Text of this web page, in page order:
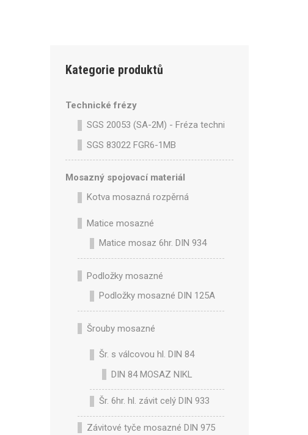
Kategorie produktů
Technické frézy
SGS 20053 (SA-2M) - Fréza technická SA-2M válcová
SGS 83022 FGR6-1MB
Mosazný spojovací materiál
Kotva mosazná rozpěrná
Matice mosazné
Matice mosaz 6hr. DIN 934
Podložky mosazné
Podložky mosazné DIN 125A
Šrouby mosazné
Šr. s válcovou hl. DIN 84
DIN 84 MOSAZ NIKL
Šr. 6hr. hl. závit celý DIN 933
Závitové tyče mosazné DIN 975